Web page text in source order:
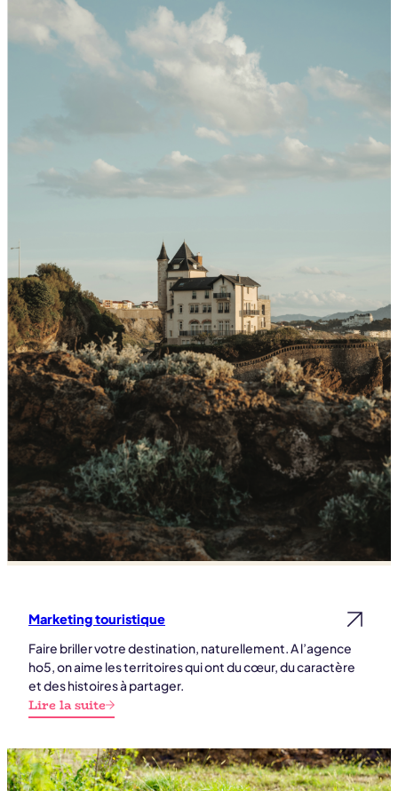
Marketing touristique
Faire briller votre destination, naturellement. A l’agence
ho5, on aime les territoires qui ont du cœur, du caractère
et des histoires à partager.
Lire la suite
:
touristique